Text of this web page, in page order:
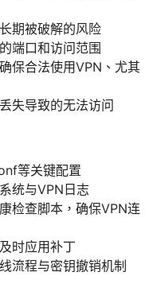
期被破解的风险
端口和访问范围
保合法使用VPN、尤其
失导致的无法访问
等关键配置
统与VPN日志
检查脚本，确保VPN连
时应用补丁
流程与密钥撤销机制